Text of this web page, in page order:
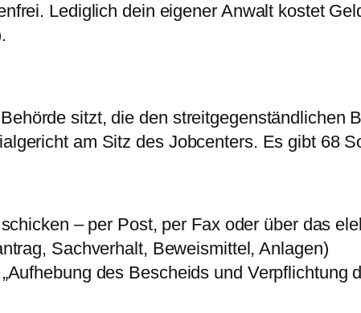
Lediglich dein eigener Anwalt kostet
sitzt, die den streitgegenständlichen
am Sitz des Jobcenters. Es gibt 68
– per Post, per Fax oder über das
Sachverhalt, Beweismittel, Anlagen)
des Bescheids und Verpflichtung